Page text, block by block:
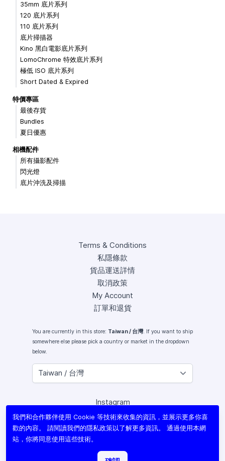
35mm 底片系列
120 底片系列
110 底片系列
底片掃描器
Kino 黑白電影底片系列
LomoChrome 特效底片系列
極低 ISO 底片系列
Short Dated & Expired
特價專區
最後存貨
Bundles
夏日優惠
相機配件
所有攝影配件
閃光燈
底片沖洗及掃描
Terms & Conditions
私隱條款
貨品運送詳情
取消政策
My Account
訂單和退貨
You are currently in this store: Taiwan / 台灣. If you want to ship
somewhere else please pick a country or market in the dropdown
below.
Instagram
Facebook
X (Twitter)
Lomography
我們和合作夥伴使用 Cookie 等技術來收集的資訊，並展示更多你喜
歡的內容。 請閱讀我們的隱私政策以了解更多資訊。 通過使用本網
站，你將同意使用這些技術。